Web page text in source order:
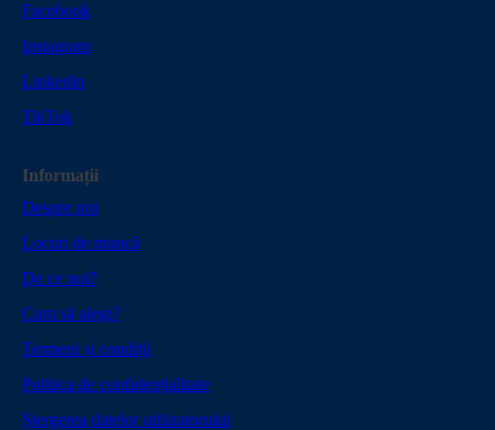
Facebook
Instagram
Linkedin
TikTok
Informații
Despre noi
Locuri de muncă
De ce noi?
Cum să alegi?
Termeni și condiții
Politica de confidențialitate
Ștergerea datelor utilizatorului